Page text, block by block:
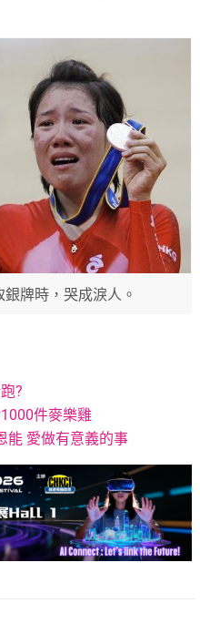
牌時，哭成淚人。
?
件麥樂雞
能 愛做有意義的事